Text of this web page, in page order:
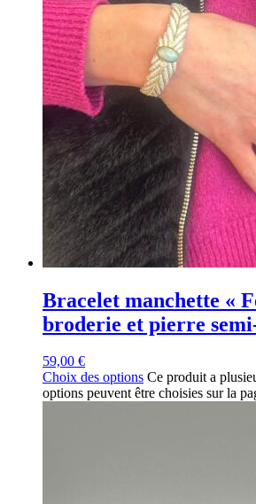
Bracelet manchette «
broderie et pierre
59,00 €
Choix des options Ce produit a
options peuvent être choisies sur la